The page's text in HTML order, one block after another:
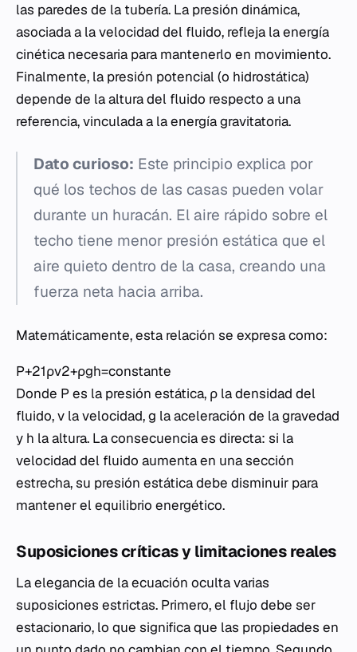
las paredes de la tubería. La presión dinámica,
asociada a la velocidad del fluido, refleja la energía
cinética necesaria para mantenerlo en movimiento.
Finalmente, la presión potencial (o hidrostática)
depende de la altura del fluido respecto a una
referencia, vinculada a la energía gravitatoria.
Dato curioso: Este principio explica por
qué los techos de las casas pueden volar
durante un huracán. El aire rápido sobre el
techo tiene menor presión estática que el
aire quieto dentro de la casa, creando una
fuerza neta hacia arriba.
Matemáticamente, esta relación se expresa como:
P+21​ρv2+ρgh=constante
Donde P es la presión estática, ρ la densidad del
fluido, v la velocidad, g la aceleración de la gravedad
y h la altura. La consecuencia es directa: si la
velocidad del fluido aumenta en una sección
estrecha, su presión estática debe disminuir para
mantener el equilibrio energético.
Suposiciones críticas y limitaciones reales
La elegancia de la ecuación oculta varias
suposiciones estrictas. Primero, el flujo debe ser
estacionario, lo que significa que las propiedades en